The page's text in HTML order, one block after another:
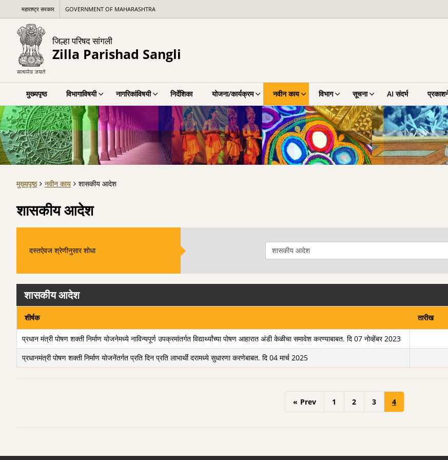
महाराष्ट्र सरकार GOVERNMENT OF MAHARASHTRA
जिल्हा परिषद सांगली
Zilla Parishad Sangli
मुख्यपृष्ठ विभागाविषयी नागरिकांविषयी निर्देशिका योजना/कार्यक्रम नवीन काय विभाग सूचना AI संदर्भ
मुख्यपृष्ठ नवीन काय शासकीय आदेश
शासकीय आदेश
दस्तऐवज श्रेणीनुसार शोधा
शासकीय आदेश
शीर्षक तारीख
प्रधान मंत्री पोषण शक्ती निर्माण योजनेमध्ये नाविन्यपूर्ण उपक्रमांतर्गत विद्यार्थ्यांच्या पोषण आहारात अंडी केळीचा समावेश करण्याबाबत. दि 07 नोव्हेंबर 2023
प्रधानमंत्री पोषण शक्ती निर्माण योजनेंतर्गत प्रति दिन प्रति लाभार्थी दरामध्ये सुधारणा करणेबाबत. दि 04 मार्च 2025
« Prev 1 2 3 4